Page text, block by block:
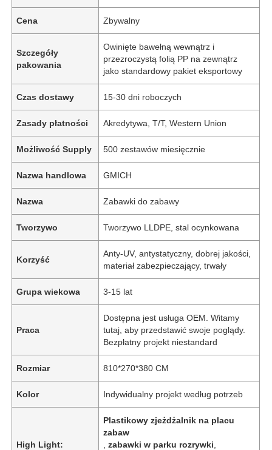
Cena Zbywalny
Szczegóły
pakowania
Owinięte bawełną wewnątrz i
przezroczystą folią PP na zewnątrz
jako standardowy pakiet eksportowy
Czas dostawy 15-30 dni roboczych
Zasady płatności Akredytywa, T/T, Western Union
Możliwość Supply 500 zestawów miesięcznie
Nazwa handlowa GMICH
Nazwa Zabawki do zabawy
Tworzywo Tworzywo LLDPE, stal ocynkowana
Korzyść
Anty-UV, antystatyczny, dobrej jakości,
materiał zabezpieczający, trwały
Grupa wiekowa 3-15 lat
Praca
Dostępna jest usługa OEM. Witamy
tutaj, aby przedstawić swoje poglądy.
Bezpłatny projekt niestandard
Rozmiar 810*270*380 CM
Kolor Indywidualny projekt według potrzeb
High Light:
Plastikowy zjeżdżalnik na placu
zabaw
,zabawki w parku rozrywki